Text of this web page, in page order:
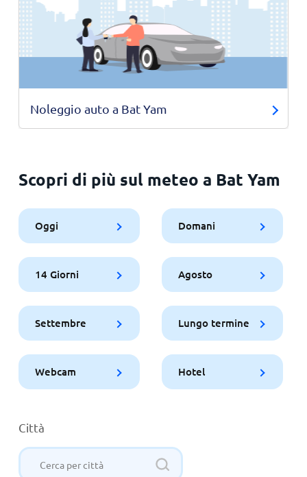
Noleggio auto a Bat Yam
Scopri di più sul meteo a Bat Yam
Oggi Domani
14 Giorni Agosto
Settembre Lungo termine
Webcam Hotel
Città